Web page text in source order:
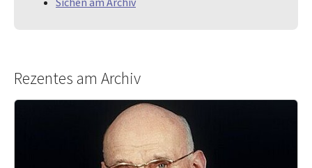
Rezentes am Archiv